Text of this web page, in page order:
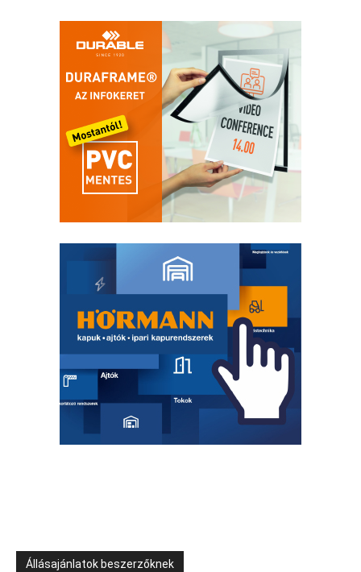
Állásajánlatok beszerzőknek